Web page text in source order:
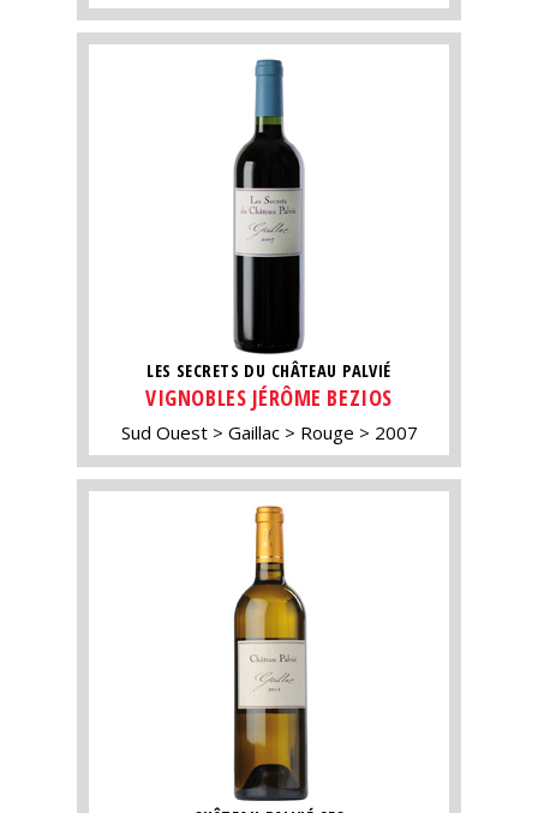
LES SECRETS DU CHÂTEAU PALVIÉ
VIGNOBLES JÉRÔME BEZIOS
Sud Ouest Gaillac Rouge 2007